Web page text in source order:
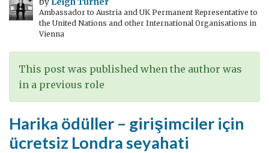
şehirdeki
Birleşik
Başvuru
Ambassador to Austria and UK Permanent Representative to
the United Nations and other International Organisations in
Vienna
This post was published when the author was
in a previous role
Harika ödüller – girişimciler için
ücretsiz Londra seyahati